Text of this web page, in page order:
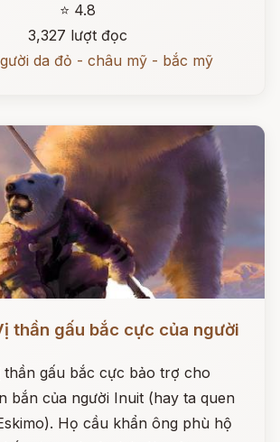
⭐ 4.8
3,327 lượt đọc
da đỏ - châu mỹ - bắc mỹ
thần gấu bắc cực của người
gấu bắc cực bảo trợ cho
bắn của người Inuit (hay ta quen
Họ cầu khẩn ông phù hộ